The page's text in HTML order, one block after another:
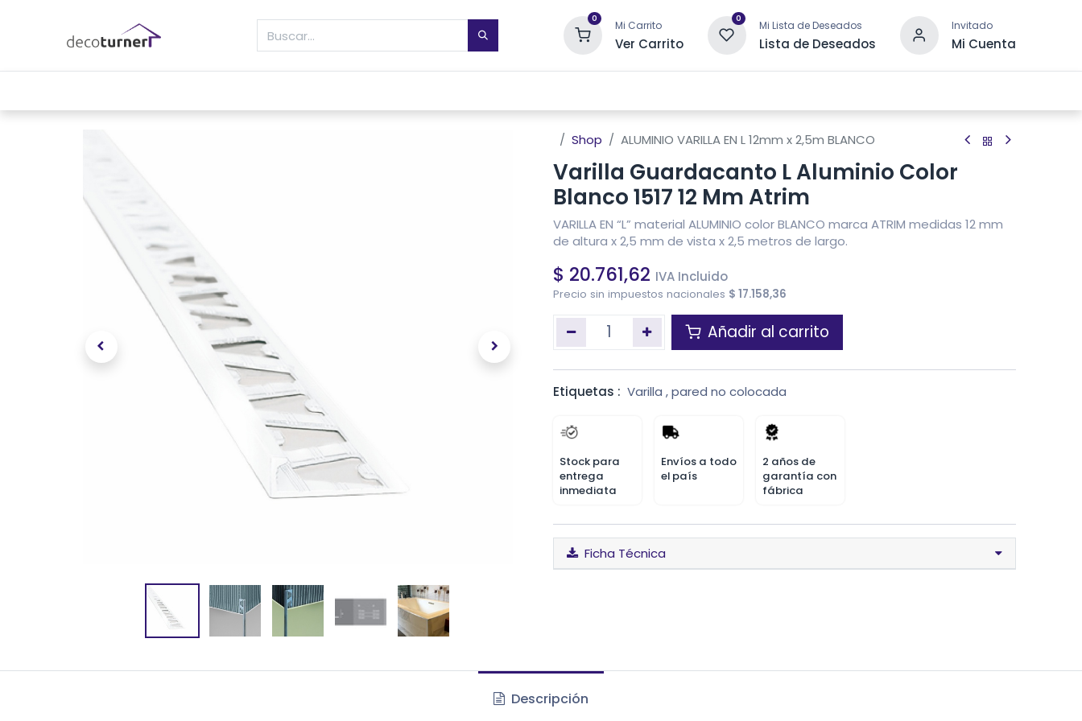
0 Mi Carrito
Ver Carrito
0 Mi Lista de Deseados
Lista de Deseados
Invitado
Mi Cuenta
Shop ALUMINIO VARILLA EN L 12mm x 2,5m BLANCO
Varilla Guardacanto L Aluminio Color
Blanco 1517 12 Mm Atrim
VARILLA EN “L” material ALUMINIO color BLANCO marca ATRIM medidas 12 mm
de altura x 2,5 mm de vista x 2,5 metros de largo.
$ 20.761,62 IVA Incluido
Precio sin impuestos nacionales $ 17.158,36
Añadir al carrito
Etiquetas : Varilla ,pared no colocada
Stock para
entrega
inmediata
Envíos a todo
el país
2 años de
garantía con
fábrica
Ficha Técnica
Descripción